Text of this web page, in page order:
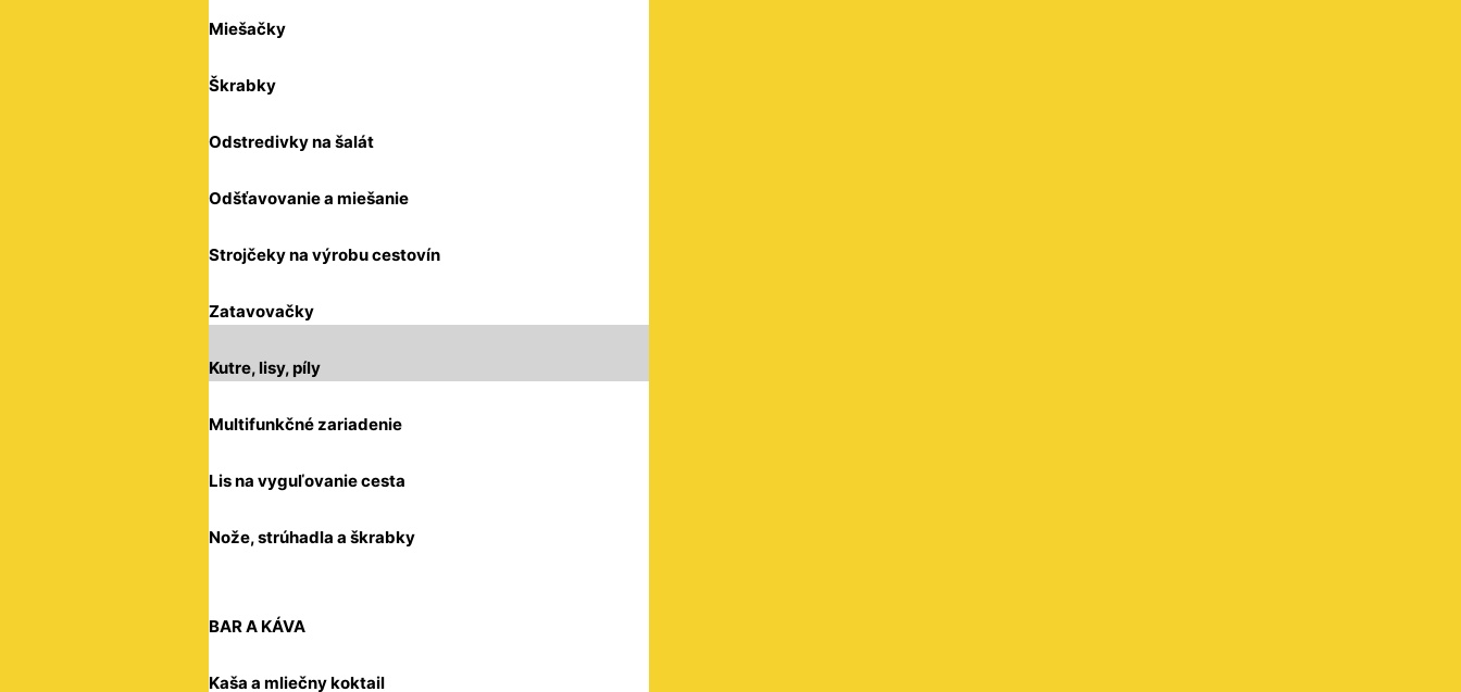
Miešačky
Škrabky
Odstredivky na šalát
Odšťavovanie a miešanie
Strojčeky na výrobu cestovín
Zatavovačky
Kutre, lisy, píly
Multifunkčné zariadenie
Lis na vyguľovanie cesta
Nože, strúhadla a škrabky
BAR A KÁVA
Kaša a mliečny koktail